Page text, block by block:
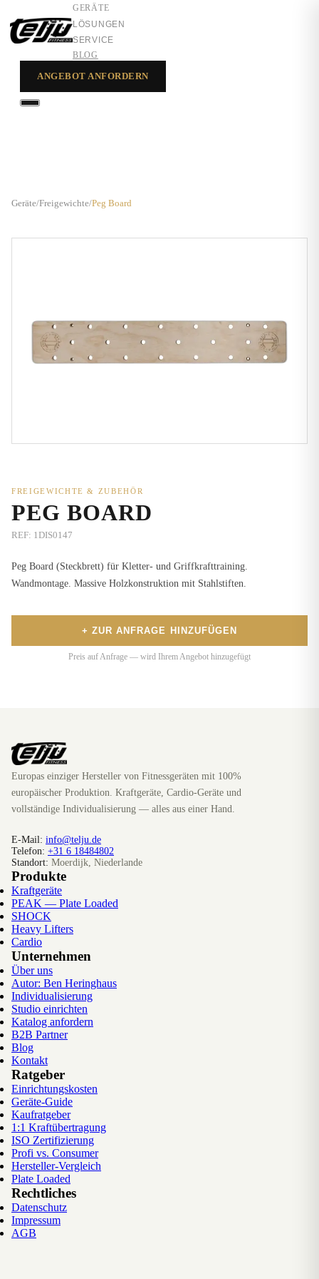
GERÄTE
LÖSUNGEN
SERVICE
BLOG
ANGEBOT ANFORDERN
Geräte/Freigewichte/Peg Board
FREIGEWICHTE & ZUBEHÖR
PEG BOARD
REF: 1DIS0147
Peg Board (Steckbrett) für Kletter- und Griffkrafttraining.
Wandmontage. Massive Holzkonstruktion mit Stahlstiften.
+ ZUR ANFRAGE HINZUFÜGEN
Preis auf Anfrage — wird Ihrem Angebot hinzugefügt
Europas einziger Hersteller von Fitnessgeräten mit 100%
europäischer Produktion. Kraftgeräte, Cardio-Geräte und
vollständige Individualisierung — alles aus einer Hand.
E-Mail: info@telju.de
Telefon: +31 6 18484802
Standort: Moerdijk, Niederlande
Produkte
Kraftgeräte
PEAK — Plate Loaded
SHOCK
Heavy Lifters
Cardio
Unternehmen
Über uns
Autor: Ben Heringhaus
Individualisierung
Studio einrichten
Katalog anfordern
B2B Partner
Blog
Kontakt
Ratgeber
Einrichtungskosten
Geräte-Guide
Kaufratgeber
1:1 Kraftübertragung
ISO Zertifizierung
Profi vs. Consumer
Hersteller-Vergleich
Plate Loaded
Rechtliches
Datenschutz
Impressum
AGB